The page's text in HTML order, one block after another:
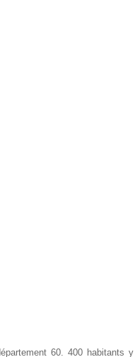
60. 400 habitants y